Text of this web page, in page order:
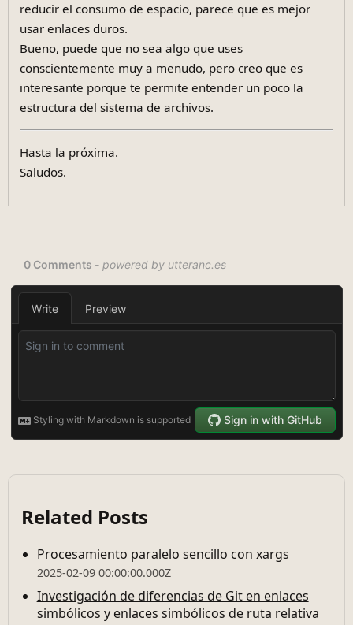
reducir el consumo de espacio, parece que es mejor
usar enlaces duros.
Bueno, puede que no sea algo que uses
conscientemente muy a menudo, pero creo que es
interesante porque te permite entender un poco la
estructura del sistema de archivos.
Hasta la próxima.
Saludos.
Related Posts
Procesamiento paralelo sencillo con xargs
2025-02-09 00:00:00.000Z
Investigación de diferencias de Git en enlaces
simbólicos y enlaces simbólicos de ruta relativa